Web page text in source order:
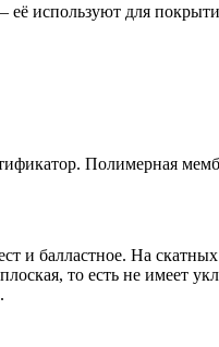
используют для
Полимерная
и балластное. На
то есть не